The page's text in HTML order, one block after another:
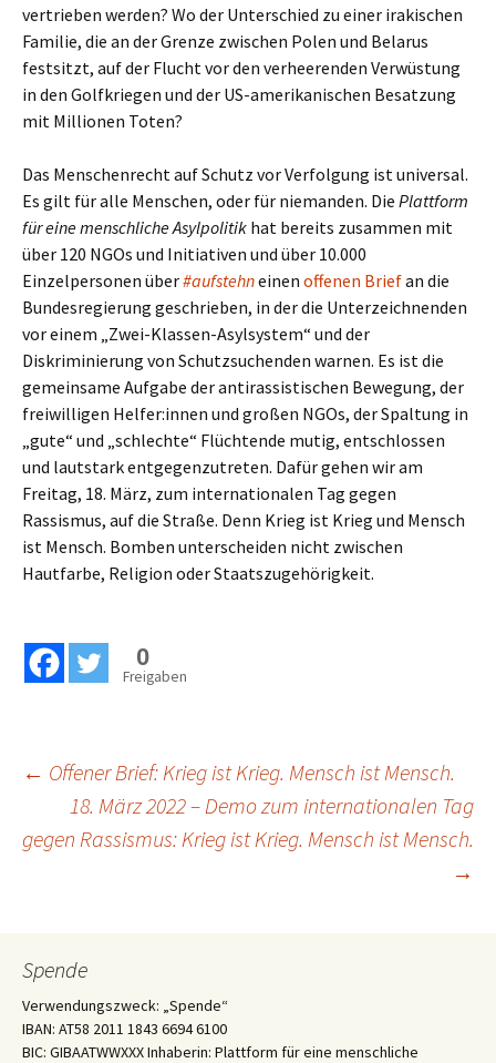
vertrieben werden? Wo der Unterschied zu einer irakischen
Familie, die an der Grenze zwischen Polen und Belarus
festsitzt, auf der Flucht vor den verheerenden Verwüstung
in den Golfkriegen und der US-amerikanischen Besatzung
mit Millionen Toten?
Das Menschenrecht auf Schutz vor Verfolgung ist universal.
Es gilt für alle Menschen, oder für niemanden. Die Plattform
für eine menschliche Asylpolitik hat bereits zusammen mit
über 120 NGOs und Initiativen und über 10.000
Einzelpersonen über#aufstehneinen offenen Briefan die
Bundesregierung geschrieben, in der die Unterzeichnenden
vor einem „Zwei-Klassen-Asylsystem“ und der
Diskriminierung von Schutzsuchenden warnen. Es ist die
gemeinsame Aufgabe der antirassistischen Bewegung, der
freiwilligen Helfer:innen und großen NGOs, der Spaltung in
„gute“ und „schlechte“ Flüchtende mutig, entschlossen
und lautstark entgegenzutreten. Dafür gehen wir am
Freitag, 18. März, zum internationalen Tag gegen
Rassismus, auf die Straße. Denn Krieg ist Krieg und Mensch
ist Mensch. Bomben unterscheiden nicht zwischen
Hautfarbe, Religion oder Staatszugehörigkeit.
0
Freigaben
Beitragsnavigation
← Offener Brief: Krieg ist Krieg. Mensch ist Mensch.
18. März 2022 – Demo zum internationalen Tag
gegen Rassismus: Krieg ist Krieg. Mensch ist Mensch.
→
Spende
Verwendungszweck: „Spende“
IBAN: AT58 2011 1843 6694 6100
BIC: GIBAATWWXXX Inhaberin: Plattform für eine menschliche